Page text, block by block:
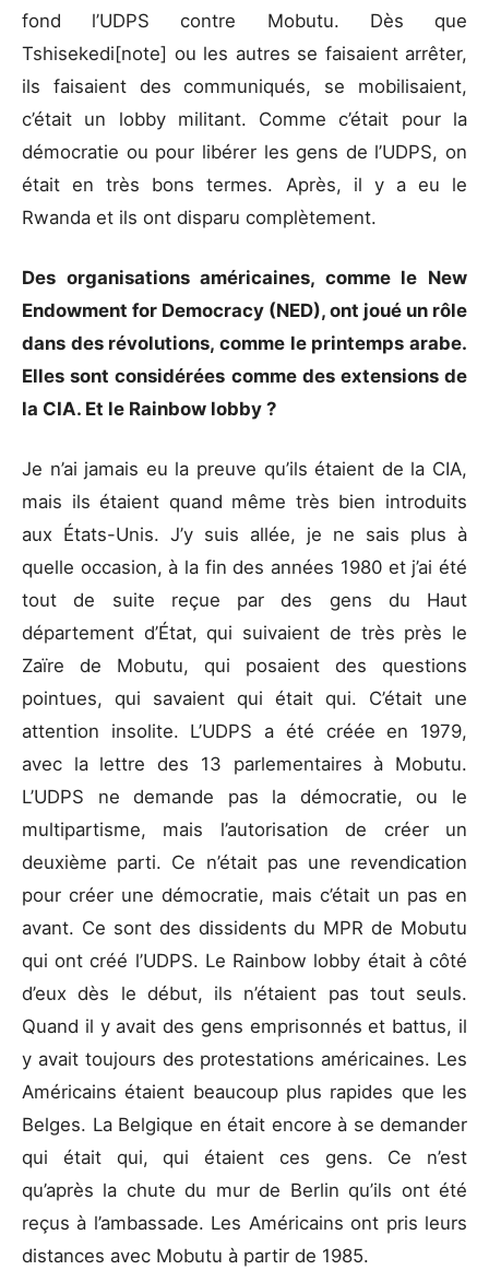
fond l’UDPS contre Mobutu. Dès que
Tshisekedi[note] ou les autres se faisaient arrêter,
ils faisaient des communiqués, se mobilisaient,
c’était un lobby militant. Comme c’était pour la
démocratie ou pour libérer les gens de l’UDPS, on
était en très bons termes. Après, il y a eu le
Rwanda et ils ont disparu complètement.
Des organisations américaines, comme le New
Endowment for Democracy (NED), ont joué un rôle
dans des révolutions, comme le printemps arabe.
Elles sont considérées comme des extensions de
la CIA. Et le Rainbow lobby ?
Je n’ai jamais eu la preuve qu’ils étaient de la CIA,
mais ils étaient quand même très bien introduits
aux États-Unis. J’y suis allée, je ne sais plus à
quelle occasion, à la fin des années 1980 et j’ai été
tout de suite reçue par des gens du Haut
département d’État, qui suivaient de très près le
Zaïre de Mobutu, qui posaient des questions
pointues, qui savaient qui était qui. C’était une
attention insolite. L’UDPS a été créée en 1979,
avec la lettre des 13 parlementaires à Mobutu.
L’UDPS ne demande pas la démocratie, ou le
multipartisme, mais l’autorisation de créer un
deuxième parti. Ce n’était pas une revendication
pour créer une démocratie, mais c’était un pas en
avant. Ce sont des dissidents du MPR de Mobutu
qui ont créé l’UDPS. Le Rainbow lobby était à côté
d’eux dès le début, ils n’étaient pas tout seuls.
Quand il y avait des gens emprisonnés et battus, il
y avait toujours des protestations américaines. Les
Américains étaient beaucoup plus rapides que les
Belges. La Belgique en était encore à se demander
qui était qui, qui étaient ces gens. Ce n’est
qu’après la chute du mur de Berlin qu’ils ont été
reçus à l’ambassade. Les Américains ont pris leurs
distances avec Mobutu à partir de 1985.